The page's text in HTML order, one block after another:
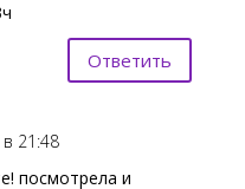
Ответить
21:48
посмотрела и